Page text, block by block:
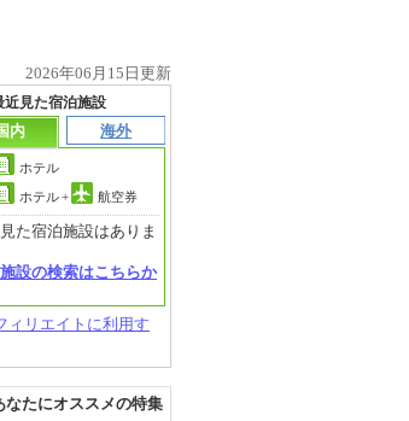
2026年06月15日更新
近見た宿泊施設
内
海外
ホテル
ホテル+ 航空券
た宿泊施設はありま
設の検索はこちらか
ィリエイトに利用す
なたにオススメの特集